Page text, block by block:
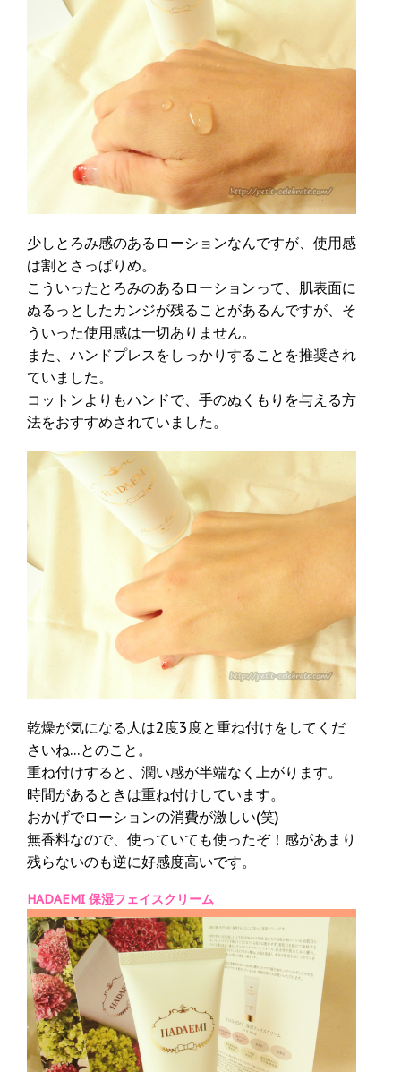
少しとろみ感のあるローションなんですが、使用感
は割とさっぱりめ。
こういったとろみのあるローションって、肌表面に
ぬるっとしたカンジが残ることがあるんですが、そ
ういった使用感は一切ありません。
また、ハンドプレスをしっかりすることを推奨され
ていました。
コットンよりもハンドで、手のぬくもりを与える方
法をおすすめされていました。
乾燥が気になる人は2度3度と重ね付けをしてくだ
さいね…とのこと。
重ね付けすると、潤い感が半端なく上がります。
時間があるときは重ね付けしています。
おかげでローションの消費が激しい(笑)
無香料なので、使っていても使ったぞ！感があまり
残らないのも逆に好感度高いです。
HADAEMI 保湿フェイスクリーム